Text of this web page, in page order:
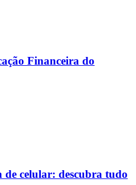
Financeira do
celular: descubra tudo